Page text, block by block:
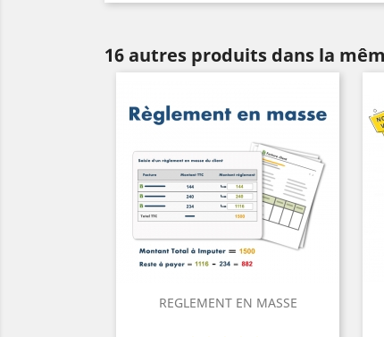
16 autres produits dans la
REGLEMENT EN MASSE